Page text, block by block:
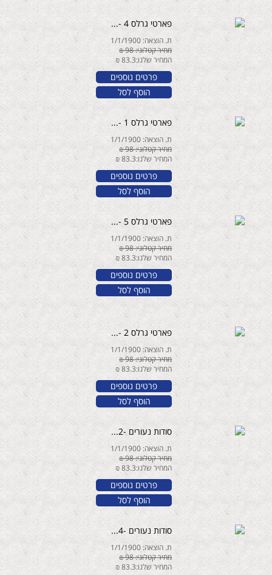
פארטי גרלס 4 -...
ת. הוצאה: 1/1/1900
מחיר קטלוגי: 98 ₪
המחיר שלנו:83.3 ₪
פרטים נוספים
הוסף לסל
פארטי גרלס 1 -...
ת. הוצאה: 1/1/1900
מחיר קטלוגי: 98 ₪
המחיר שלנו:83.3 ₪
פרטים נוספים
הוסף לסל
פארטי גרלס 5 -...
ת. הוצאה: 1/1/1900
מחיר קטלוגי: 98 ₪
המחיר שלנו:83.3 ₪
פרטים נוספים
הוסף לסל
פארטי גרלס 2 -...
ת. הוצאה: 1/1/1900
מחיר קטלוגי: 98 ₪
המחיר שלנו:83.3 ₪
פרטים נוספים
הוסף לסל
סודות נעורים -2...
ת. הוצאה: 1/1/1900
מחיר קטלוגי: 98 ₪
המחיר שלנו:83.3 ₪
פרטים נוספים
הוסף לסל
סודות נעורים -4...
ת. הוצאה: 1/1/1900
מחיר קטלוגי: 98 ₪
המחיר שלנו:83.3 ₪